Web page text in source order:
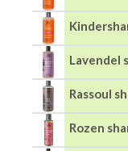
Lavendel
Rassoul
Rozen